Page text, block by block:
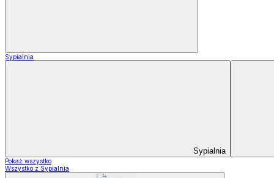
Sypialnia
Sypialnia
Pokaż wszystko
Wszystko z Sypialnia